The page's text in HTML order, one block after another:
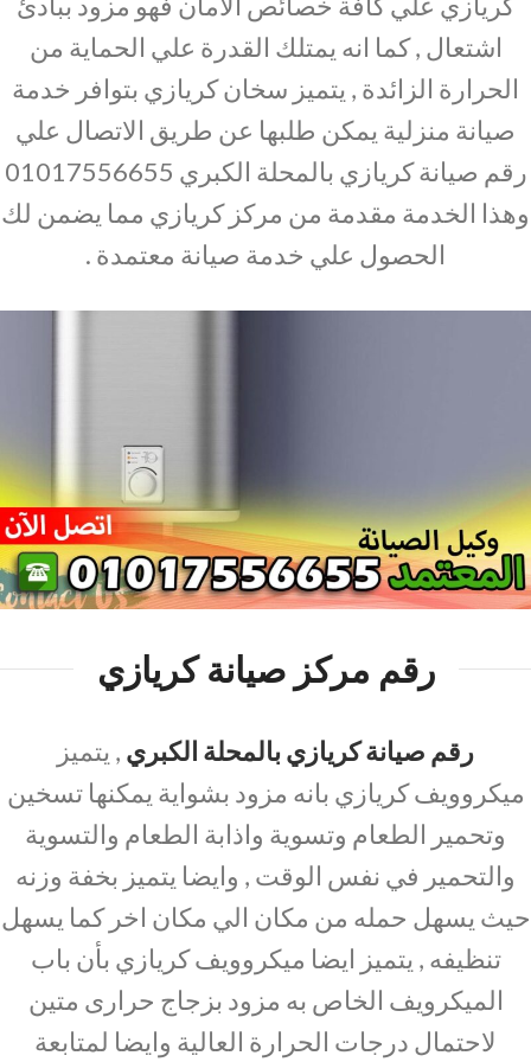
اشتعال , كما انه يمتلك القدرة علي الحماية من
الحرارة الزائدة , يتميز سخان كريازي بتوافر خدمة
صيانة منزلية يمكن طلبها عن طريق الاتصال علي
رقم صيانة كريازي بالمحلة الكبري 01017556655
وهذا الخدمة مقدمة من مركز كريازي مما يضمن لك
الحصول علي خدمة صيانة معتمدة .
رقم مركز صيانة كريازي
رقم صيانة كريازي بالمحلة الكبري , يتميز
ميكروويف كريازي بانه مزود بشواية يمكنها تسخين
وتحمير الطعام وتسوية واذابة الطعام والتسوية
والتحمير في نفس الوقت , وايضا يتميز بخفة وزنه
حيث يسهل حمله من مكان الي مكان اخر كما يسهل
تنظيفه , يتميز ايضا ميكروويف كريازي بأن باب
الميكرويف الخاص به مزود بزجاج حرارى متين
لاحتمال درجات الحرارة العالية وايضا لمتابعة